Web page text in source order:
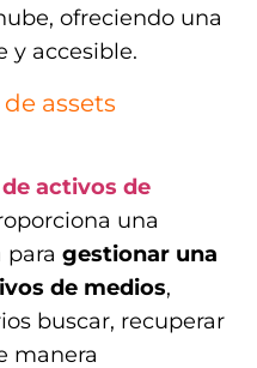
ofreciendo una
y accesible.
assets
activos de
una
para gestionar una
de medios,
buscar, recuperar
manera